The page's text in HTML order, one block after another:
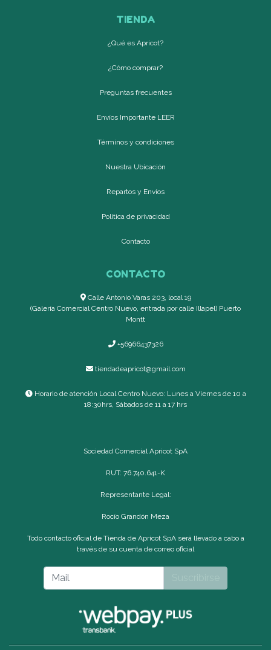
TIENDA
¿Qué es Apricot?
¿Cómo comprar?
Preguntas frecuentes
Envíos Importante LEER
Términos y condiciones
Nuestra Ubicación
Repartos y Envíos
Política de privacidad
Contacto
CONTACTO
Calle Antonio Varas 203, local 19
(Galería Comercial Centro Nuevo, entrada por calle Illapel) Puerto
Montt
+56966437326
tiendadeapricot@gmail.com
Horario de atención Local Centro Nuevo: Lunes a Viernes de 10 a
18:30hrs, Sábados de 11 a 17 hrs
Sociedad Comercial Apricot SpA
RUT: 76.740.641-K
Representante Legal:
Rocío Grandón Meza
Todo contacto oficial de Tienda de Apricot SpA será llevado a cabo a
través de su cuenta de correo oficial